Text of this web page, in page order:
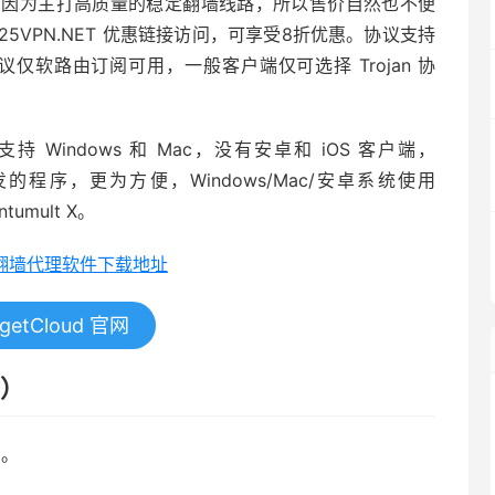
优惠链接访问，可享受8折优惠。协议支持
仅软路由订阅可用，一般客户端仅可选择 Trojan 协
持 Windows 和 Mac，没有安卓和 iOS 客户端，
程序，更为方便，Windows/Mac/安卓系统使用
X。
代理软件下载地址
官网